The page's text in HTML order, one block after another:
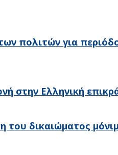
πολιτών για
στην Ελληνική
δικαιώματος